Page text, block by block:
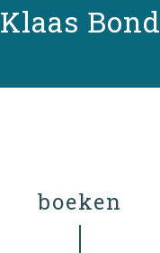
Klaas Bond
boeken